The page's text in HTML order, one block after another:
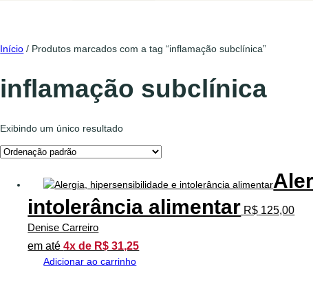
Início / Produtos marcados com a tag “inflamação subclínica”
inflamação subclínica
Exibindo um único resultado
intolerância alimentar R$ 125,00
Denise Carreiro
em até4x de R$ 31,25
Adicionar ao carrinho